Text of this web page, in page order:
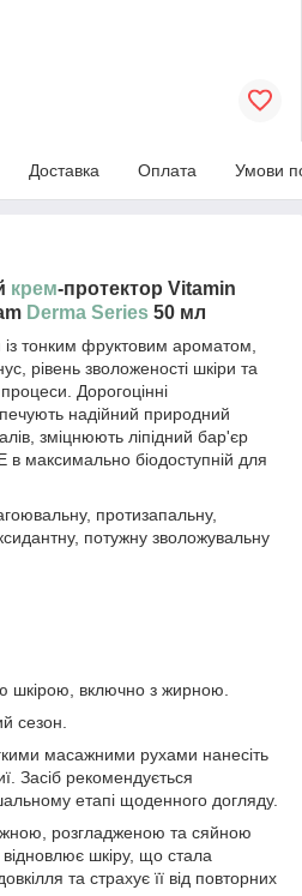
Доставка Оплата Умови
крем-протектор Vitamin
Derma Series50 мл
тонким фруктовим ароматом,
рівень зволоженості шкіри та
процеси. Дорогоцінні
надійний природний
зміцнюють ліпідний бар'єр
в максимально біодоступній для
протизапальну,
потужну зволожувальну
шкірою, включно з жирною.
сезон.
масажними рухами нанесіть
Засіб рекомендується
етапі щоденного догляду.
розгладженою та сяйною
шкіру, що стала
та страхує її від повторних